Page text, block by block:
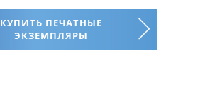
КУПИТЬ ПЕЧАТНЫЕ
ЭКЗЕМПЛЯРЫ